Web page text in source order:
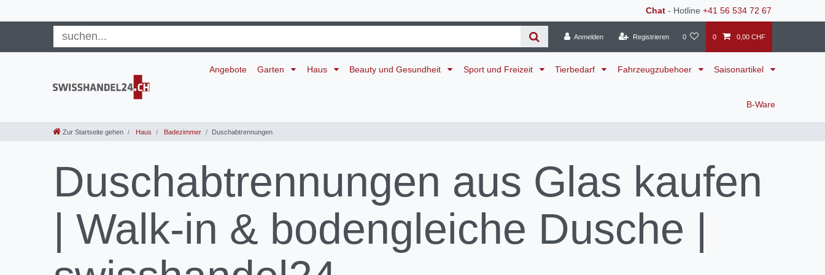
Chat - Hotline +41 56 534 72 67
Anmelden Registrieren 0 0 0,00 CHF
Angebote Garten Haus Beauty und Gesundheit Sport und Freizeit Tierbedarf Fahrzeugzubehoer Saisonartikel
B-Ware
Zur Startseite gehen Haus Badezimmer Duschabtrennungen
Duschabtrennungen aus Glas kaufen
| Walk-in & bodengleiche Dusche |